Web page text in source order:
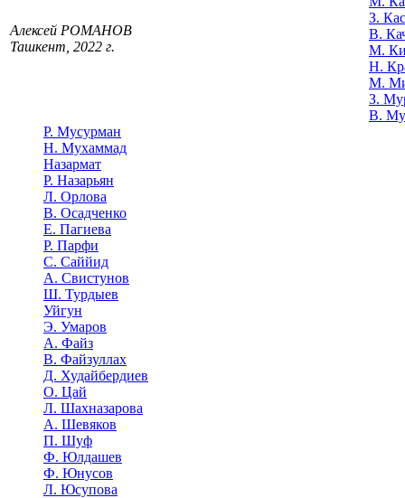
Алексей РОМАНОВ
Ташкент, 2022 г.
З.
В.
М.
Н.
М.
З.
В.
Р. Мусурман
Н. Мухаммад
Назармат
Р. Назарьян
Л. Орлова
В. Осадченко
Е. Пагиева
Р. Парфи
С. Саййид
А. Свистунов
Ш. Турдыев
Уйгун
Э. Умаров
А. Файз
В. Файзуллах
Д. Худайбердиев
О. Цай
Л. Шахназарова
А. Шевяков
П. Шуф
Ф. Юлдашев
Ф. Юнусов
Л. Юсупова